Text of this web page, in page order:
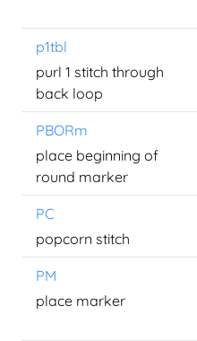
p1tbl
purl 1 stitch through
back loop
PBORm
place beginning of
round marker
PC
popcorn stitch
PM
place marker